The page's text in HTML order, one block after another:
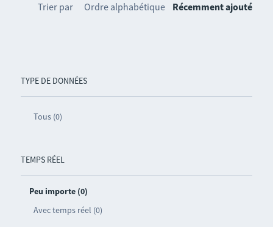
TYPE DE DONNÉES
Tous (0)
TEMPS RÉEL
Peu importe (0)
Avec temps réel (0)
Trier par Ordre alphabétique Récemment ajouté